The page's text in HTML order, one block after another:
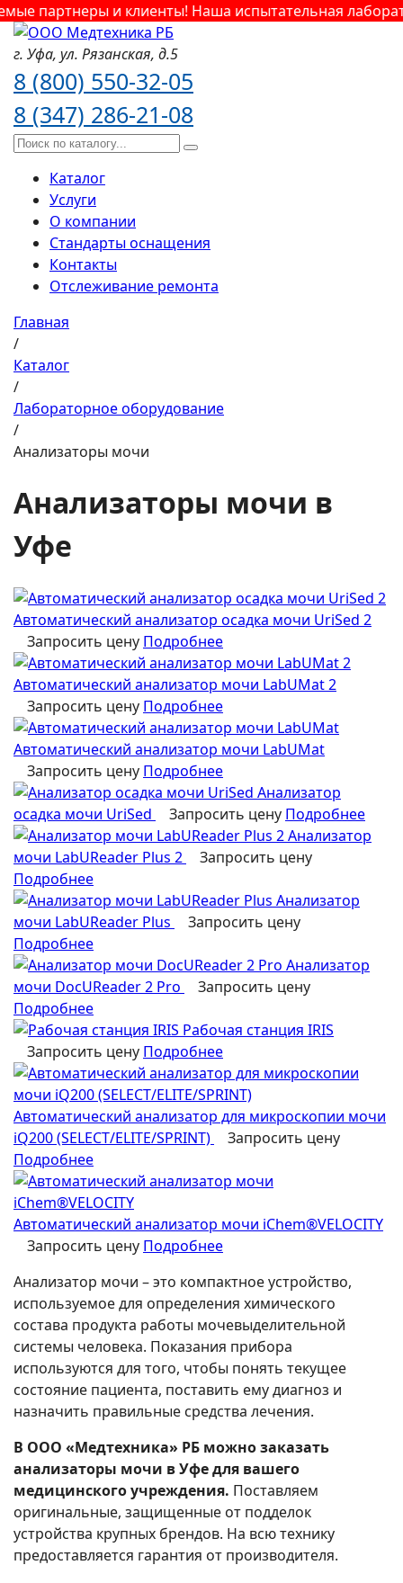
партнеры и клиенты! Наша испытательная
г. Уфа, ул. Рязанская, д.5
8 (800) 550-32-05
8 (347) 286-21-08
Каталог
Услуги
О компании
Стандарты оснащения
Контакты
Отслеживание ремонта
Главная
/
Каталог
/
Лабораторное оборудование
/
Анализаторы мочи
Анализаторы мочи в
Уфе
Автоматический анализатор осадка мочи UriSed 2
Запросить цену Подробнее
Автоматический анализатор мочи LabUMat 2
Запросить цену Подробнее
Автоматический анализатор мочи LabUMat
Запросить цену Подробнее
Анализатор
осадка мочи UriSed
Запросить цену Подробнее
Анализатор
мочи LabUReader Plus 2
Запросить цену
Подробнее
Анализатор
мочи LabUReader Plus
Запросить цену
Подробнее
Анализатор
мочи DocUReader 2 Pro
Запросить цену
Подробнее
Рабочая станция IRIS
Запросить цену Подробнее
Автоматический анализатор для микроскопии мочи
iQ200 (SELECT/ELITE/SPRINT)
Запросить цену
Подробнее
Автоматический анализатор мочи iChem®VELOCITY
Запросить цену Подробнее
Анализатор мочи – это компактное устройство,
используемое для определения химического
состава продукта работы мочевыделительной
системы человека. Показания прибора
используются для того, чтобы понять текущее
состояние пациента, поставить ему диагноз и
назначить правильные средства лечения.
В ООО «Медтехника» РБ можно заказать
анализаторы мочи в Уфе для вашего
медицинского учреждения. Поставляем
оригинальные, защищенные от подделок
устройства крупных брендов. На всю технику
предоставляется гарантия от производителя.